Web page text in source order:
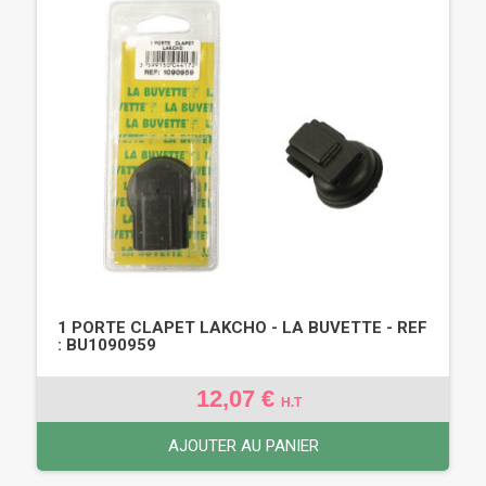
1 PORTE CLAPET LAKCHO - LA BUVETTE - REF
: BU1090959
12,07 € H.T
AJOUTER AU PANIER